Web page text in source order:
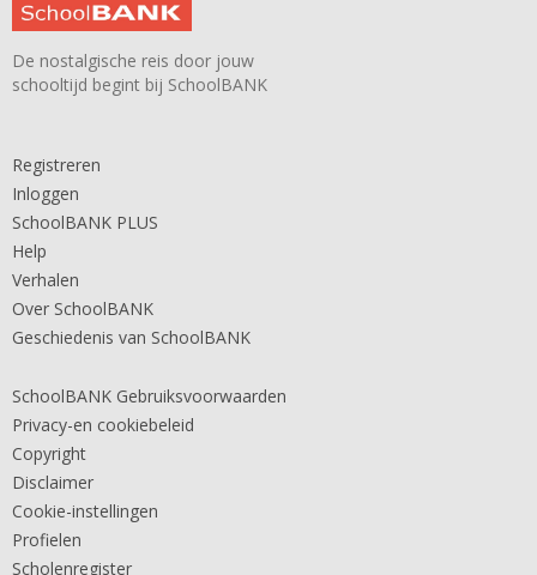
De nostalgische reis door jouw
schooltijd begint bij SchoolBANK
Registreren
Inloggen
SchoolBANK PLUS
Help
Verhalen
Over SchoolBANK
Geschiedenis van SchoolBANK
SchoolBANK Gebruiksvoorwaarden
Privacy-en cookiebeleid
Copyright
Disclaimer
Cookie-instellingen
Profielen
Scholenregister